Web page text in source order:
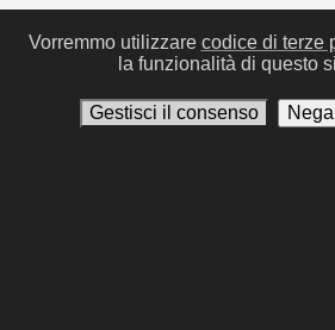
Vorremmo utilizzare codice di terze
la funzionalità di questo
Gestisci il consenso